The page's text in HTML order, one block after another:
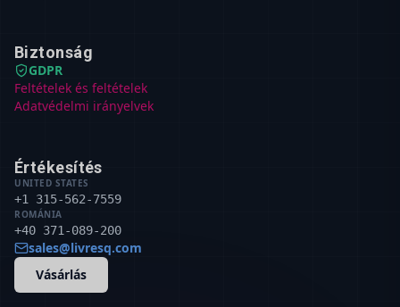
Biztonság
GDPR
Feltételek és feltételek
Adatvédelmi irányelvek
Értékesítés
UNITED STATES
+1 315-562-7559
ROMÁNIA
+40 371-089-200
sales@livresq.com
Vásárlás